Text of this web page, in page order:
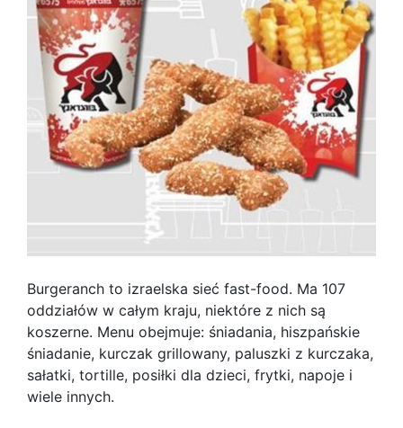
Burgeranch to izraelska sieć fast-food. Ma 107
oddziałów w całym kraju, niektóre z nich są
koszerne. Menu obejmuje: śniadania, hiszpańskie
śniadanie, kurczak grillowany, paluszki z kurczaka,
sałatki, tortille, posiłki dla dzieci, frytki, napoje i
wiele innych.